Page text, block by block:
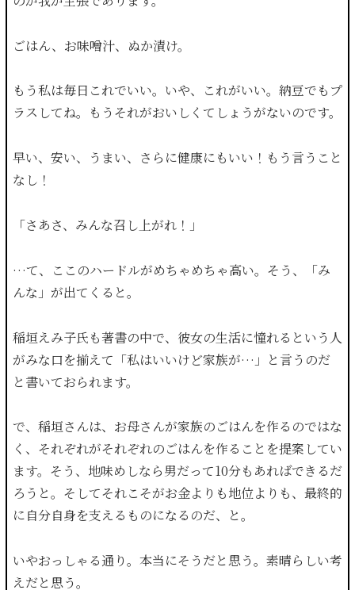
ごはん、お味噌汁、ぬか漬け。
もう私は毎日これでいい。いや、これがいい。納豆でもプ
ラスしてね。もうそれがおいしくてしょうがないのです。
早い、安い、うまい、さらに健康にもいい！もう言うこと
なし！
「さあさ、みんな召し上がれ！」
…て、ここのハードルがめちゃめちゃ高い。そう、「み
んな」が出てくると。
稲垣えみ子氏も著書の中で、彼女の生活に憧れるという人
がみな口を揃えて「私はいいけど家族が…」と言うのだ
と書いておられます。
で、稲垣さんは、お母さんが家族のごはんを作るのではな
く、それぞれがそれぞれのごはんを作ることを提案してい
ます。そう、地味めしなら男だって10分もあればできるだ
ろうと。そしてそれこそがお金よりも地位よりも、最終的
に自分自身を支えるものになるのだ、と。
いやおっしゃる通り。本当にそうだと思う。素晴らしい考
えだと思う。